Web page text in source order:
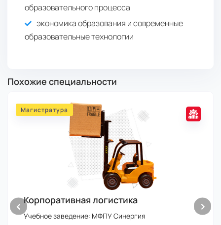
образовательного процесса
экономика образования и современные
образовательные технологии
Похожие специальности
‹
Магистратура
Корпоративная логистика
Учебное заведение: МФПУ Синергия
›